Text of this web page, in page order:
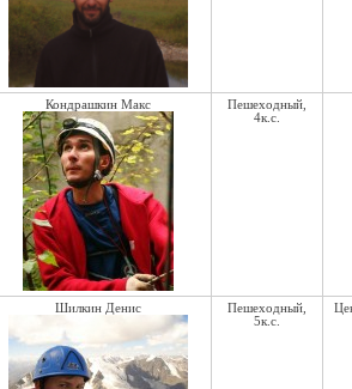
Кондрашкин Макс
Пешеходный,
4к.с.
Шилкин Денис
Пешеходный,
5к.с.